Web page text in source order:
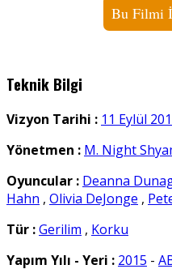
Bu Filmi
Teknik Bilgi
Vizyon Tarihi : 11 Eylül
Yönetmen : M. Night
Oyuncular : Deanna
Hahn , Olivia DeJonge ,
Tür :Gerilim , Korku
Yapım Yılı - Yeri : 2015 -